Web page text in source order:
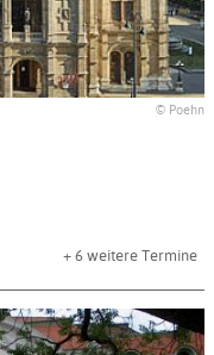
© Poehn
+ 6 weitere Termine